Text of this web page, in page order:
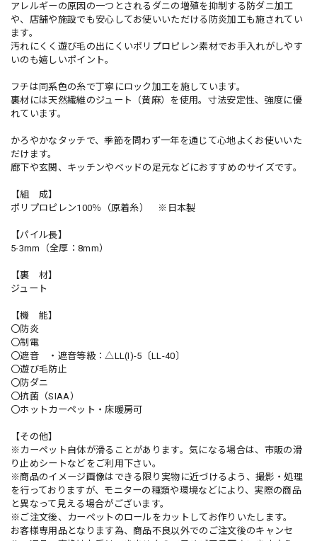
アレルギーの原因の一つとされるダニの増殖を抑制する防ダニ加工
や、店舗や施設でも安心してお使いいただける防炎加工も施されてい
ます。
汚れにくく遊び毛の出にくいポリプロピレン素材でお手入れがしやす
いのも嬉しいポイント。
フチは同系色の糸で丁寧にロック加工を施しています。
裏材には天然繊維のジュート（黄麻）を使用。寸法安定性、強度に優
れています。
かろやかなタッチで、季節を問わず一年を通じて心地よくお使いいた
だけます。
廊下や玄関、キッチンやベッドの足元などにおすすめのサイズです。
【組 成】
ポリプロピレン100％（原着糸） ※日本製
【パイル長】
5-3mm（全厚：8mm）
【裏 材】
ジュート
【機 能】
〇防炎
〇制電
〇遮音 ・遮音等級：△LL(I)-5〔LL-40〕
〇遊び毛防止
〇防ダニ
〇抗菌（SIAA）
〇ホットカーペット・床暖房可
【その他】
※カーペット自体が滑ることがあります。気になる場合は、市販の滑
り止めシートなどをご利用下さい。
※商品のイメージ画像はできる限り実物に近づけるよう、撮影・処理
を行っておりますが、モニターの種類や環境などにより、実際の商品
と異なって見える場合がございます。
※ご注文後、カーペットのロールをカットしてお作りいたします。
お客様専用品となります為、商品不良以外でのご注文後のキャンセ